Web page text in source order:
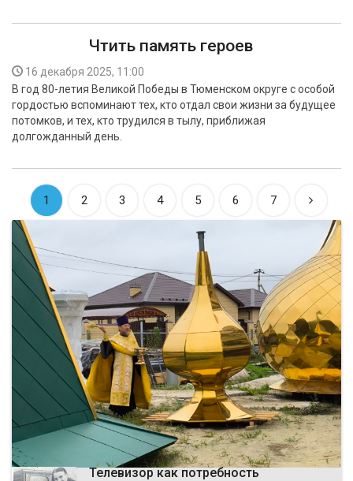
Чтить память героев
16 декабря 2025, 11:00
В год 80-летия Великой Победы в Тюменском округе с особой
гордостью вспоминают тех, кто отдал свои жизни за будущее
потомков, и тех, кто трудился в тылу, приближая
долгожданный день.
1 2 3 4 5 6 7
ВЫБОР РЕДАКЦИИ
Телевизор как потребность